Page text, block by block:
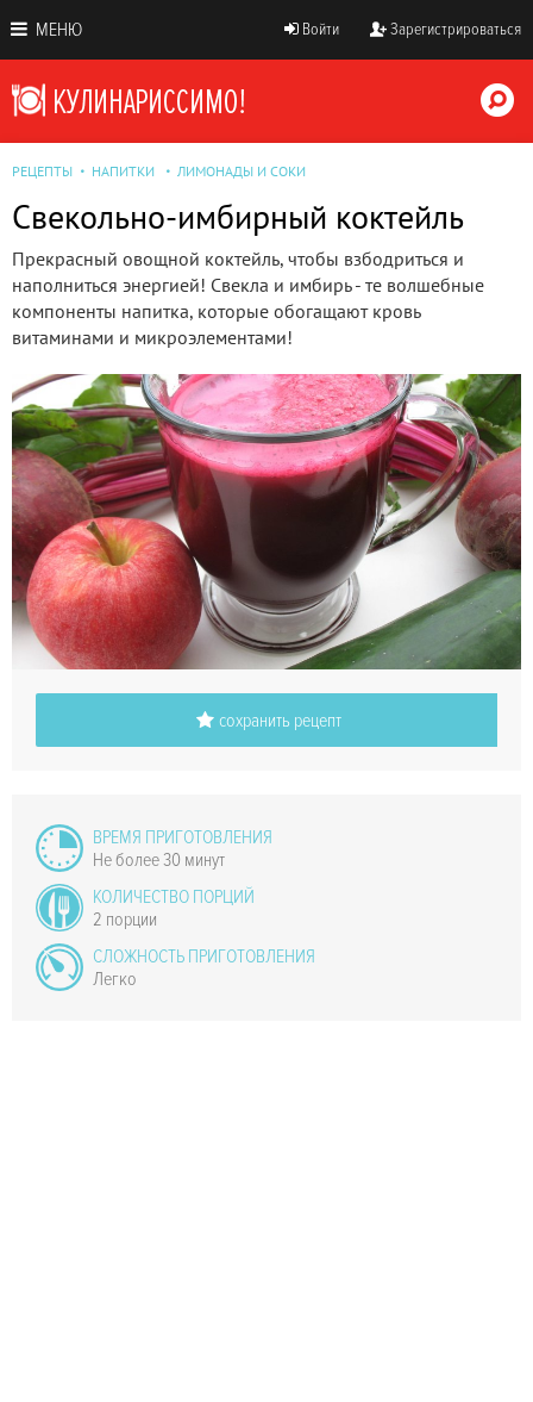
МЕНЮ Войти Зарегистрироваться
РЕЦЕПТЫ НАПИТКИ ЛИМОНАДЫ И СОКИ
Свекольно-имбирный коктейль
Прекрасный овощной коктейль, чтобы взбодриться и
наполниться энергией! Свекла и имбирь - те волшебные
компоненты напитка, которые обогащают кровь
витаминами и микроэлементами!
сохранить рецепт
ВРЕМЯ ПРИГОТОВЛЕНИЯ
Не более 30 минут
КОЛИЧЕСТВО ПОРЦИЙ
2 порции
СЛОЖНОСТЬ ПРИГОТОВЛЕНИЯ
Легко